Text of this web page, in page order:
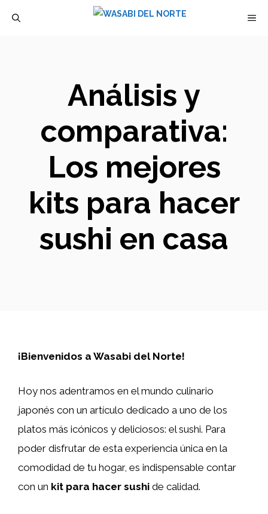
Análisis y
comparativa:
Los mejores
kits para hacer
sushi en casa
¡Bienvenidos a Wasabi del Norte!
Hoy nos adentramos en el mundo culinario
japonés con un artículo dedicado a uno de los
platos más icónicos y deliciosos: el sushi. Para
poder disfrutar de esta experiencia única en la
comodidad de tu hogar, es indispensable contar
con un kit para hacer sushi de calidad.